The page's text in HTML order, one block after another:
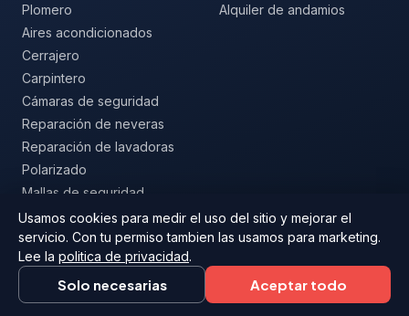
Plomero
Aires acondicionados
Cerrajero
Carpintero
Cámaras de seguridad
Reparación de neveras
Reparación de lavadoras
Polarizado
Mallas de seguridad
Alquiler de andamios
© 2026 Arregla
Usamos cookies para medir el uso del sitio y mejorar el
servicio. Con tu permiso tambien las usamos para marketing.
Lee la politica de privacidad.
Solo necesarias Aceptar todo